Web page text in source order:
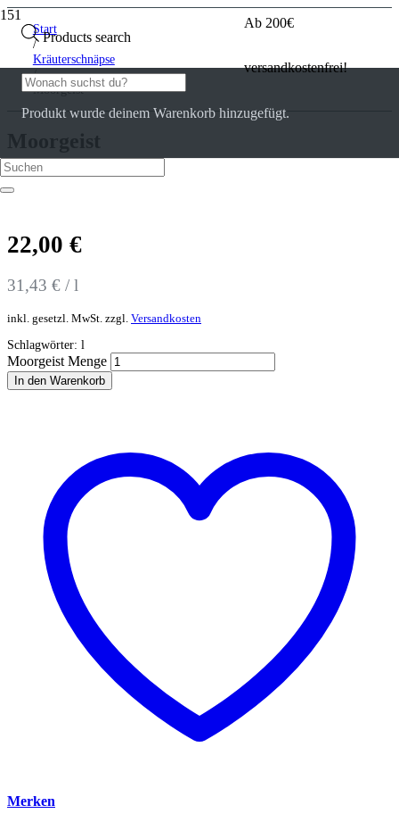
Products search
Ab 200€
versandkostenfrei!
Produkt wurde deinem Warenkorb hinzugefügt.
Start
/
Kräuterschnäpse
/
Moorgeist
0Kundenrezensionen
22,00 €
31,43 € / l
inkl. gesetzl. MwSt. zzgl. Versandkosten
Schlagwörter: l
Moorgeist Menge
In den Warenkorb
Merken